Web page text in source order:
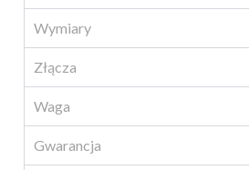
Wymiary
Złącza
Waga
Gwarancja